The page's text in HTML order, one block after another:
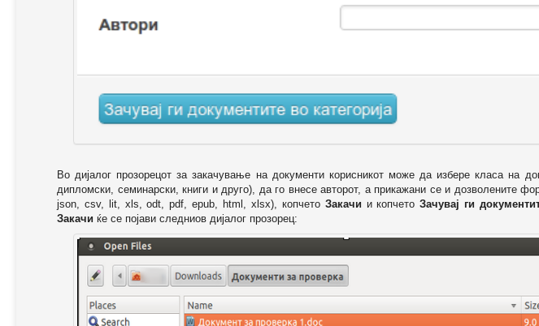
Во дијалог прозорецот за закачување на документи корисникот може да избере класа на
дипломски, семинарски, книги и друго), да го внесе авторот, а прикажани се и дозволените
json, csv, lit, xls, odt, pdf, epub, html, xlsx), копчето Закачи и копчетоЗачувај ги
Закачи ќе се појави следниов дијалог прозорец: